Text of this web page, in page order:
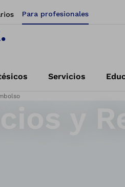
Para profesionales
Servicios
y